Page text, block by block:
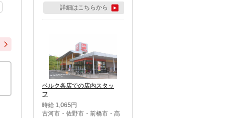
詳細はこちらから
ベルク各店での店内スタッ
フ
時給 1,065円
古河市・佐野市・前橋市・高